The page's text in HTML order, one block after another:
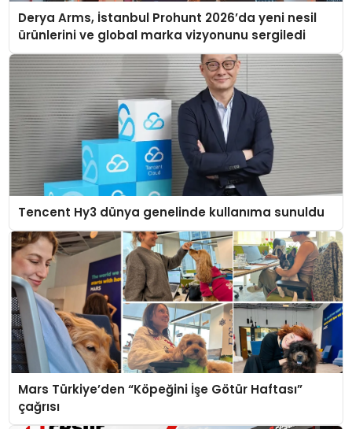
Derya Arms, İstanbul Prohunt 2026’da yeni nesil
ürünlerini ve global marka vizyonunu sergiledi
Tencent Hy3 dünya genelinde kullanıma sunuldu
Mars Türkiye’den “Köpeğini İşe Götür Haftası”
çağrısı